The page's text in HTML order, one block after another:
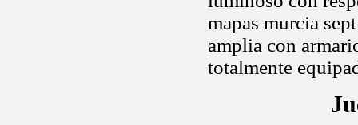
mapas murcia
amplia con
totalmente